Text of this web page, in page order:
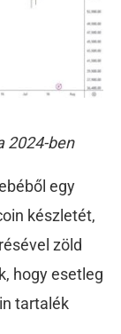
2024-ben
egy
készletét,
zöld
hogy esetleg
tartalék